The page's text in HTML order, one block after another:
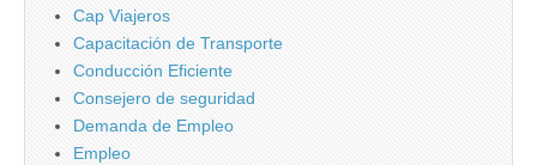
Cap Viajeros
Capacitación de Transporte
Conducción Eficiente
Consejero de seguridad
Demanda de Empleo
Empleo